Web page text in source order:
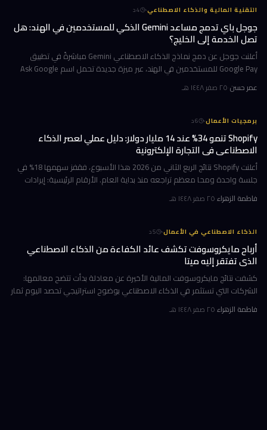
التقنية المالية والذكاء الاصطناعي·
4د
جوجل باي تدمج مساعد Gemini الذكي للمستخدمين في الهند: هل
تصل الخدمة إلى الخليج؟
أعلنت جوجل عن دمج نماذج الذكاء الاصطناعي Gemini مباشرةً في تطبيق
Google Pay للمستخدمين في الهند، عبر ميزة جديدة تحمل اسم Ask Google
عمر حسن·٢٥ صفر ١٤٤٨ هـ
برمجيات الأعمال·
6د
Shopify تنمو 34% عند 14 مليار دولار: دليل عملي لعصر الذكاء
الاصطناعي في التجارة الإلكترونية
أعلنت Shopify نتائج الربع الثاني من 2026 هذا الأسبوع، فقفز سهمها 18% في
جلسة واحدة ومحا معظم تراجعه منذ بداية العام. الأرقام الرئيسية: إيرادات
ربعية 3.58 مليار دولار بنمو 34%، وحجم بضائع إجمالي GMV بل
فاطمة الزهراء·٢٥ صفر ١٤٤٨ هـ
الذكاء الاصطناعي في الأعمال·
5د
أرباح مايكروسوفت تكشف عائد الكفاءة من الذكاء الاصطناعي
الذي تفتقر إليه ميتا
كشفت نتائج مايكروسوفت المالية الأخيرة عن معادلة بدأت تتضح معالمها:
الشركات التي تستثمر في الذكاء الاصطناعي بوضوح استراتيجي تحصد اليوم ثمار
الكفاءة وخفض التكاليف، بينما تتعثر أخرى في تحويل إنفاقها الضخ
فاطمة الزهراء·٢٥ صفر ١٤٤٨ هـ